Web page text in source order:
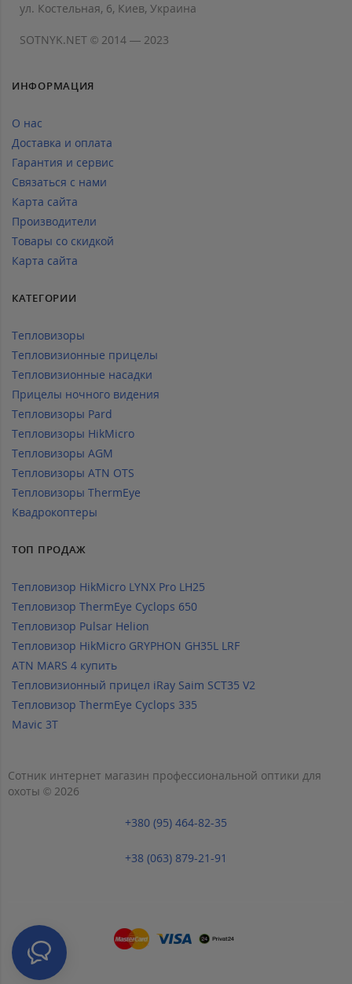
ул. Костельная, 6, Киев, Украина
SOTNYK.NET © 2014 — 2023
ИНФОРМАЦИЯ
О нас
Доставка и оплата
Гарантия и сервис
Связаться с нами
Карта сайта
Производители
Товары со скидкой
Карта сайта
КАТЕГОРИИ
Тепловизоры
Тепловизионные прицелы
Тепловизионные насадки
Прицелы ночного видения
Тепловизоры Pard
Тепловизоры HikMicro
Тепловизоры AGM
Тепловизоры ATN OTS
Тепловизоры ThermEye
Квадрокоптеры
ТОП ПРОДАЖ
Тепловизор HikMicro LYNX Pro LH25
Тепловизор ThermEye Cyclops 650
Тепловизор Pulsar Helion
Тепловизор HikMicro GRYPHON GH35L LRF
ATN MARS 4 купить
Тепловизионный прицел iRay Saim SCT35 V2
Тепловизор ThermEye Cyclops 335
Mavic 3T
Сотник интернет магазин профессиональной оптики для
охоты © 2026
+380 (95) 464-82-35
+38 (063) 879-21-91